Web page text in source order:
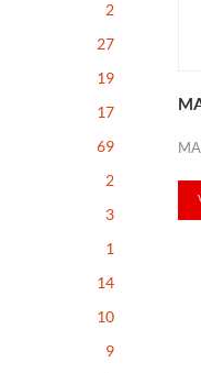
2
27
19
17
69
2
3
1
14
10
9